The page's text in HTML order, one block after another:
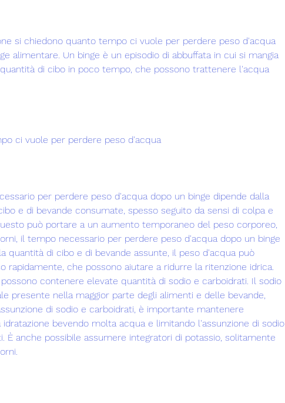
si chiedono quanto tempo ci vuole per perdere peso d'acqua
alimentare. Un binge è un episodio di abbuffata in cui si mangia
di cibo in poco tempo, che possono trattenere l'acqua
ci vuole per perdere peso d'acqua
per perdere peso d'acqua dopo un binge dipende dalla
e di bevande consumate, spesso seguito da sensi di colpa e
può portare a un aumento temporaneo del peso corporeo,
il tempo necessario per perdere peso d'acqua dopo un binge
quantità di cibo e di bevande assunte, il peso d'acqua può
rapidamente, che possono aiutare a ridurre la ritenzione idrica.
contenere elevate quantità di sodio e carboidrati. Il sodio
presente nella maggior parte degli alimenti e delle bevande,
di sodio e carboidrati, è importante mantenere
idratazione bevendo molta acqua e limitando l'assunzione di sodio
È anche possibile assumere integratori di potassio, solitamente